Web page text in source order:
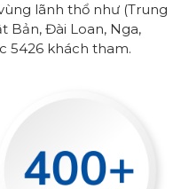
lãnh thổ như (Trung
Bản, Đài Loan, Nga,
5426 khách tham.